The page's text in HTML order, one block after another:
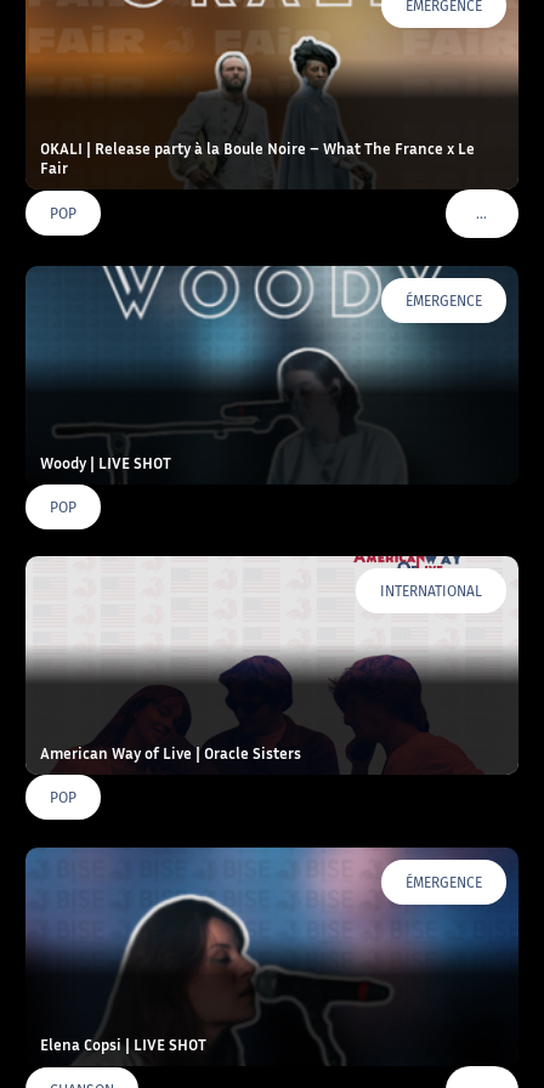
ÉMERGENCE
OKALI | Release party à la Boule Noire – What The France x Le
Fair
POP …VOIR
ÉMERGENCE
Woody | LIVE SHOT
POP
INTERNATIONAL
American Way of Live | Oracle Sisters
POP
ÉMERGENCE
Elena Copsi | LIVE SHOT